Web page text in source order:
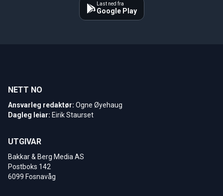
Last ned fra
Google Play
NETT NO
Ansvarleg redaktør: Ogne Øyehaug
Dagleg leiar: Eirik Staurset
UTGIVAR
Bakkar & Berg Media AS
Postboks 142
6099 Fosnavåg